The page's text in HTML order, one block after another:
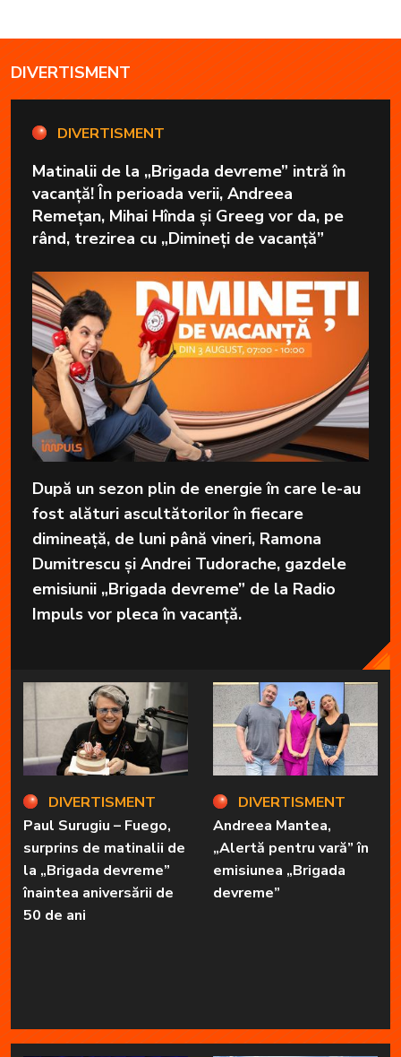
DIVERTISMENT
DIVERTISMENT
Matinalii de la „Brigada devreme” intră în
vacanță! În perioada verii, Andreea
Remețan, Mihai Hînda și Greeg vor da, pe
rând, trezirea cu „Dimineți de vacanță”
După un sezon plin de energie în care le-au
fost alături ascultătorilor în fiecare
dimineață, de luni până vineri, Ramona
Dumitrescu și Andrei Tudorache, gazdele
emisiunii „Brigada devreme” de la Radio
Impuls vor pleca în vacanță.
DIVERTISMENT
Paul Surugiu – Fuego,
surprins de matinalii de
la „Brigada devreme”
înaintea aniversării de
50 de ani
DIVERTISMENT
Andreea Mantea,
„Alertă pentru vară” în
emisiunea „Brigada
devreme”